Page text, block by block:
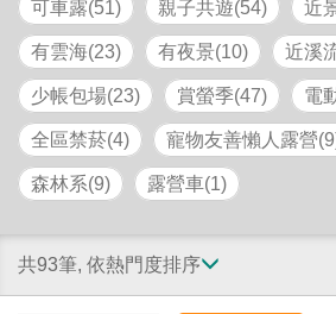
可車露(51) 親子共遊(54) 近
有雲海(23) 有夜景(10) 近溪
少帳包場(23) 賞螢季(47) 電
全區禁菸(4) 寵物友善懶人露營
森林系(9) 露營車(1)
共93筆, 依熱門度排序